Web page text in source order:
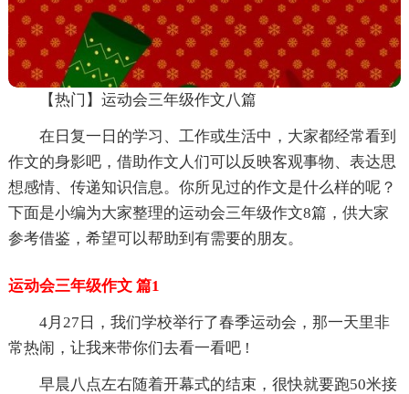
【热门】运动会三年级作文八篇
在日复一日的学习、工作或生活中，大家都经常看到
作文的身影吧，借助作文人们可以反映客观事物、表达思
想感情、传递知识信息。你所见过的作文是什么样的呢？
下面是小编为大家整理的运动会三年级作文8篇，供大家
参考借鉴，希望可以帮助到有需要的朋友。
运动会三年级作文 篇1
4月27日，我们学校举行了春季运动会，那一天里非
常热闹，让我来带你们去看一看吧 !
早晨八点左右随着开幕式的结束，很快就要跑50米接